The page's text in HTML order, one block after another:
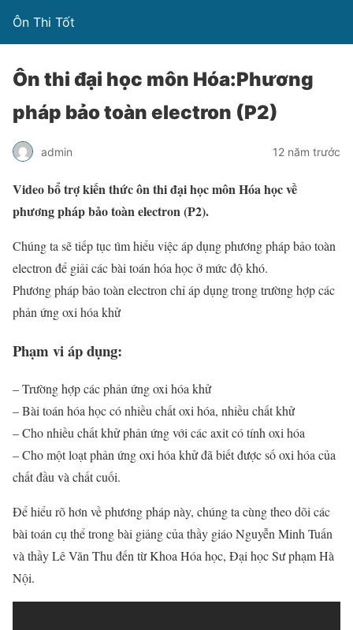
Ôn Thi Tốt
Ôn thi đại học môn Hóa:Phương
pháp bảo toàn electron (P2)
admin 12 năm trước
Video bổ trợ kiến thức ôn thi đại học môn Hóa học về
phương pháp bảo toàn electron (P2).
Chúng ta sẽ tiếp tục tìm hiểu việc áp dụng phương pháp bảo toàn
electron để giải các bài toán hóa học ở mức độ khó.
Phương pháp bảo toàn electron chỉ áp dụng trong trường hợp các
phản ứng oxi hóa khử
Phạm vi áp dụng:
– Trường hợp các phản ứng oxi hóa khử
– Bài toán hóa học có nhiều chất oxi hóa, nhiều chất khử
– Cho nhiều chất khử phản ứng với các axit có tính oxi hóa
– Cho một loạt phản ứng oxi hóa khử đã biết được số oxi hóa của
chất đầu và chất cuối.
Để hiểu rõ hơn về phương pháp này, chúng ta cùng theo dõi các
bài toán cụ thể trong bài giảng của thầy giáo Nguyễn Minh Tuấn
và thầy Lê Văn Thu đến từ Khoa Hóa học, Đại học Sư phạm Hà
Nội.